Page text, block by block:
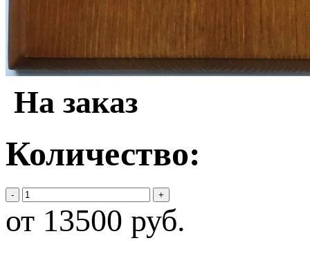
На заказ
Количество:
- +
от 13500 руб.